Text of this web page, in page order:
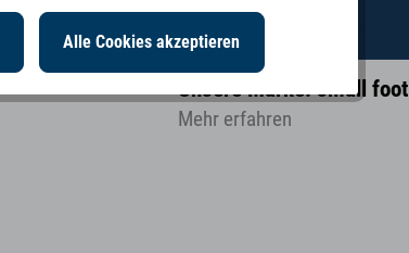
Unsere Marke: small foot
Mehr erfahren
Alle Cookies akzeptieren